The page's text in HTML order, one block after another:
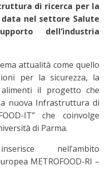
di ricerca per la
nel settore Salute
dell’industria
attualità come quello
per la sicurezza, la
il progetto che
nuova Infrastruttura di
IT” che coinvolge
di Parma.
nell’ambito
METROFOOD-RI –